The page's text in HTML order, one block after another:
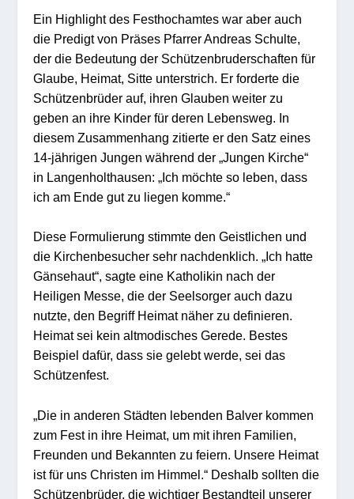
Ein Highlight des Festhochamtes war aber auch
die Predigt von Präses Pfarrer Andreas Schulte,
der die Bedeutung der Schützenbruderschaften für
Glaube, Heimat, Sitte unterstrich. Er forderte die
Schützenbrüder auf, ihren Glauben weiter zu
geben an ihre Kinder für deren Lebensweg. In
diesem Zusammenhang zitierte er den Satz eines
14-jährigen Jungen während der „Jungen Kirche“
in Langenholthausen: „Ich möchte so leben, dass
ich am Ende gut zu liegen komme.“
Diese Formulierung stimmte den Geistlichen und
die Kirchenbesucher sehr nachdenklich. „Ich hatte
Gänsehaut“, sagte eine Katholikin nach der
Heiligen Messe, die der Seelsorger auch dazu
nutzte, den Begriff Heimat näher zu definieren.
Heimat sei kein altmodisches Gerede. Bestes
Beispiel dafür, dass sie gelebt werde, sei das
Schützenfest.
„Die in anderen Städten lebenden Balver kommen
zum Fest in ihre Heimat, um mit ihren Familien,
Freunden und Bekannten zu feiern. Unsere Heimat
ist für uns Christen im Himmel.“ Deshalb sollten die
Schützenbrüder, die wichtiger Bestandteil unserer